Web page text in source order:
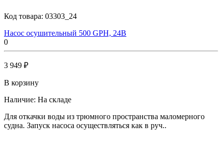
Код товара: 03303_24
Насос осушительный 500 GPH, 24В
0
3 949 ₽
В корзину
Наличие: На складе
Для откачки воды из трюмного пространства маломерного
судна. Запуск насоса осуществляться как в руч..